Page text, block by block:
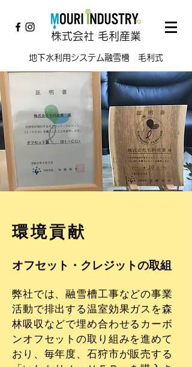
株式会社 毛利産業
地下水利用システム融雪槽 毛利式
環境貢献
オフセット・クレジットの取組
弊社では、融雪槽工事などの事業
活動で排出する温室効果ガスを森
林吸収などで埋め合わせるカーボ
ンオフセットの取り組みを進めて
おり、毎年度、石狩市が販売する